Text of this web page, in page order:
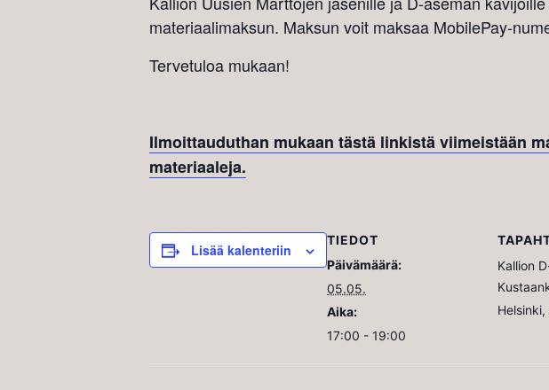
materiaalimaksun. Maksun voit maksaa MobilePay-
Tervetuloa mukaan!
Ilmoittauduthan mukaan tästä linkistä viimeistään
materiaaleja.
Lisää kalenteriin
TIEDOT
Päivämäärä:
05.05.
Aika:
17:00 - 19:00
Kallion
Helsinki,